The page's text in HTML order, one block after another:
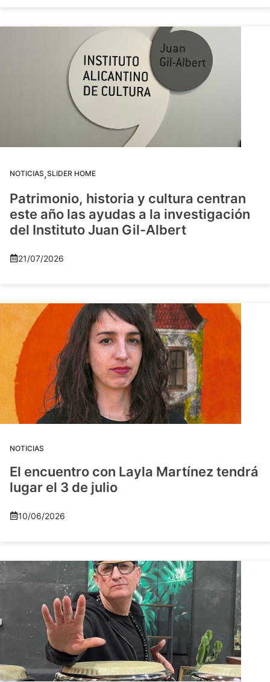
NOTICIAS,SLIDER HOME
Patrimonio, historia y cultura centran
este año las ayudas a la investigación
del Instituto Juan Gil-Albert
21/07/2026
NOTICIAS
El encuentro con Layla Martínez tendrá
lugar el 3 de julio
10/06/2026